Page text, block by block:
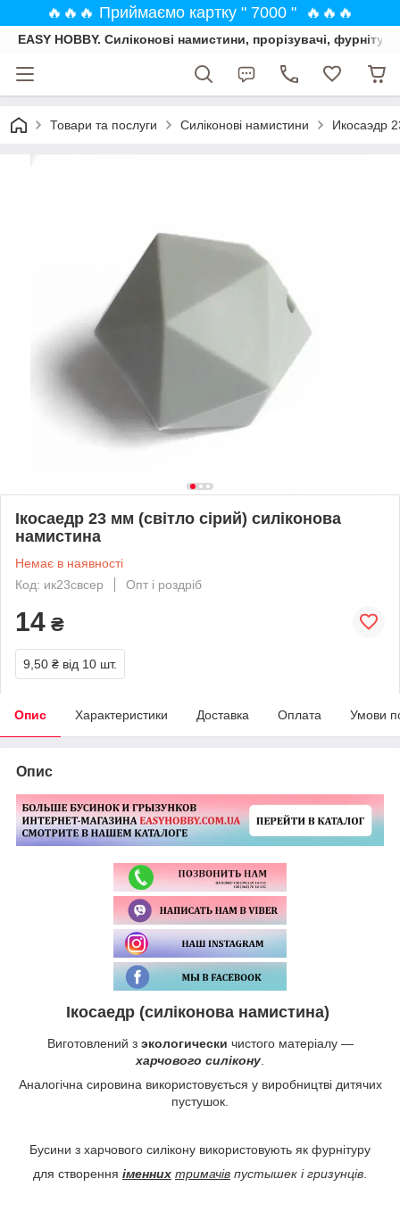
🔥🔥🔥 Приймаємо картку " 7000 " 🔥🔥🔥
EASY HOBBY. Силіконові намистини, прорізувачі,
Товари та послуги Силіконові намистини Икосаэдр
Ікосаедр 23 мм (світло сірий) силіконова
намистина
Немає в наявності
Код: ик23свсер
Опт і роздріб
14 ₴
9,50 ₴ від 10 шт.
Опис Характеристики Доставка Оплата Умови
Опис
Ікосаедр (силіконова намистина)
Виготовлений з экологически чистого матеріалу —
харчового силікону.
Аналогічна сировина використовується у виробництві дитячих
пустушок.
Бусини з харчового силікону використовують як фурнітуру
для створення іменних тримачів пустышек і гризунців.